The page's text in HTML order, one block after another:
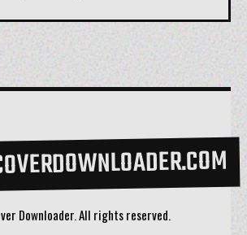
Downloader. All rights reserved.